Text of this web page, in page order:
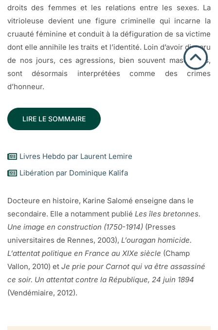
droits des femmes et les relations entre les sexes. La
vitrioleuse devient une figure criminelle qui incarne la
cruauté féminine et conduit à la défiguration de sa victime
dont elle annihile les traits et l’identité. Loin d’avoir disparu
de nos jours, ces agressions, bien souvent masculines,
sont désormais interprétées comme des crimes
d’honneur.
LIRE LE SOMMAIRE
Livres Hebdo par Laurent Lemire
Libération par Dominique Kalifa
Docteure en histoire, Karine Salomé enseigne dans le
secondaire. Elle a notamment publié Les îles bretonnes.
Une image en construction (1750-1914) (Presses
universitaires de Rennes, 2003), L’ouragan homicide.
L’attentat politique en France au XIXe siècle (Champ
Vallon, 2010) et Je prie pour Carnot qui va être assassiné
ce soir. Un attentat contre la République, 24 juin 1894
(Vendémiaire, 2012).